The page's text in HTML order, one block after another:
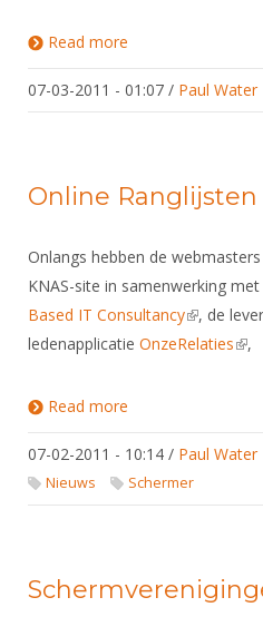
Geschiedenis van het schermen
Read more
07-03-2011 - 01:07 / Paul Water
Online Ranglijsten
Onlangs hebben de
KNAS-site in samenwerking met
Based IT Consultancy(link is
, de
ledenapplicatie OnzeRelaties ,
Read more
07-02-2011 - 10:14 / Paul Water
Nieuws Schermer